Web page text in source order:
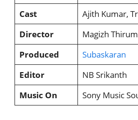
Cast
Ajith Kumar,
Director
Magizh
Produced
Subaskaran
Editor
NB Srikanth
Music On
Sony Music